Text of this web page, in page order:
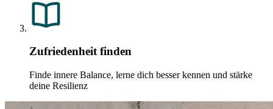
Zufriedenheit finden
Finde innere Balance, lerne dich besser kennen und stärke
deine Resilienz